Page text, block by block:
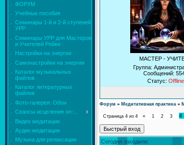
ФОРУМ
Учебные пособия
Семинары 1-й и 2-й ступеней
УРР
Семинары УРР для Мастеров
и Учителей Рейки
Настройки на энергии
Самонастройки на энергии
Каталог музыкальных
файлов
Каталог литературных
файлов
Фото-галерея. Обои
Сеансы исцеления on-...
Видео медитации
Аудио медитации
Музыка для релаксации
МАСТЕР -
Группа:
Сообщений:
Статус: Offline
Форум » Медитативная практика »
Страница 4 из 4 « 1 2 3
4
Сегодня заходили: